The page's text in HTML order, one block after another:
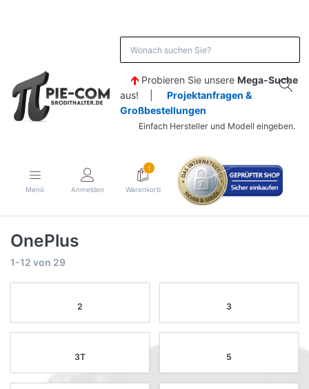
Probieren Sie unsere Mega-Suche
aus! | Projektanfragen &
Großbestellungen
Einfach Hersteller und Modell eingeben.
Menü Anmelden
1
Warenkorb
OnePlus
1-12 von 29
2 3
3T 5